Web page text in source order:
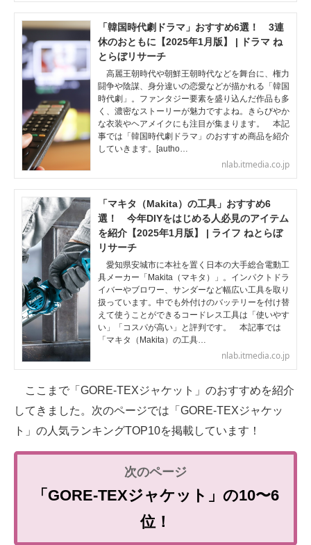
「韓国時代劇ドラマ」おすすめ6選！ 3連
休のおともに【2025年1月版】 | ドラマ ね
とらぼリサーチ
高麗王朝時代や朝鮮王朝時代などを舞台に、権力
闘争や陰謀、身分違いの恋愛などが描かれる「韓国
時代劇」。ファンタジー要素を盛り込んだ作品も多
く、濃密なストーリーが魅力ですよね。きらびやか
な衣装やヘアメイクにも注目が集まります。 本記
事では「韓国時代劇ドラマ」のおすすめ商品を紹介
していきます。[autho…
nlab.itmedia.co.jp
「マキタ（Makita）の工具」おすすめ6
選！ 今年DIYをはじめる人必見のアイテム
を紹介【2025年1月版】 | ライフ ねとらぼ
リサーチ
愛知県安城市に本社を置く日本の大手総合電動工
具メーカー「Makita（マキタ）」。インパクトドラ
イバーやブロワー、サンダーなど幅広い工具を取り
扱っています。中でも外付けのバッテリーを付け替
えて使うことができるコードレス工具は「使いやす
い」「コスパが高い」と評判です。 本記事では
「マキタ（Makita）の工具…
nlab.itmedia.co.jp
ここまで「GORE-TEXジャケット」のおすすめを紹介
してきました。次のページでは「GORE-TEXジャケッ
ト」の人気ランキングTOP10を掲載しています！
「GORE-TEXジャケット」の10〜6
位！